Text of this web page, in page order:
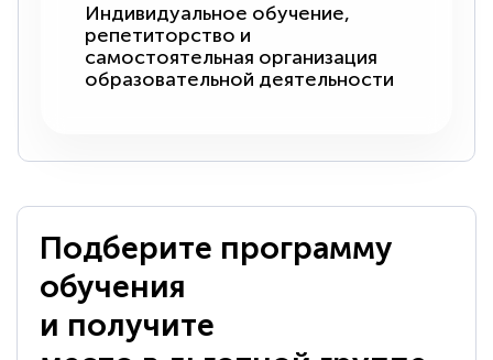
Индивидуальное обучение,
репетиторство и
самостоятельная организация
образовательной деятельности
Подберите программу
обучения
и получите